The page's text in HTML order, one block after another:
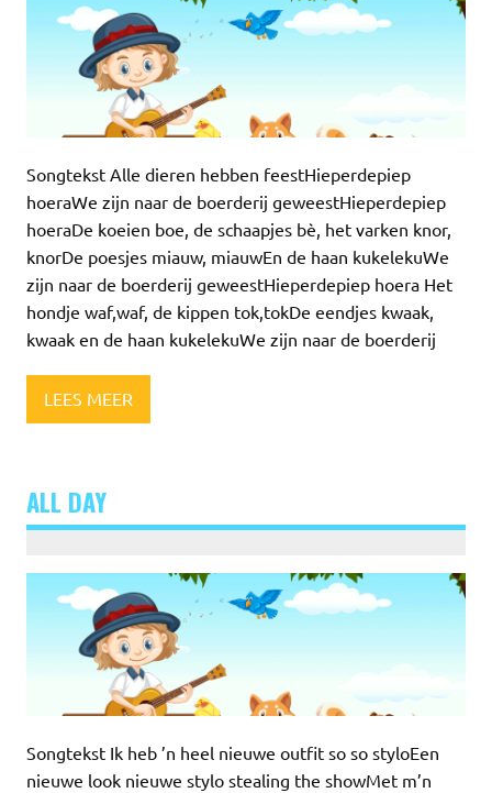
Songtekst Alle dieren hebben feestHieperdepiep
hoeraWe zijn naar de boerderij geweestHieperdepiep
hoeraDe koeien boe, de schaapjes bè, het varken knor,
knorDe poesjes miauw, miauwEn de haan kukelekuWe
zijn naar de boerderij geweestHieperdepiep hoera Het
hondje waf,waf, de kippen tok,tokDe eendjes kwaak,
kwaak en de haan kukelekuWe zijn naar de boerderij
LEES MEER
ALL DAY
Songtekst Ik heb ’n heel nieuwe outfit so so styloEen
nieuwe look nieuwe stylo stealing the showMet m’n